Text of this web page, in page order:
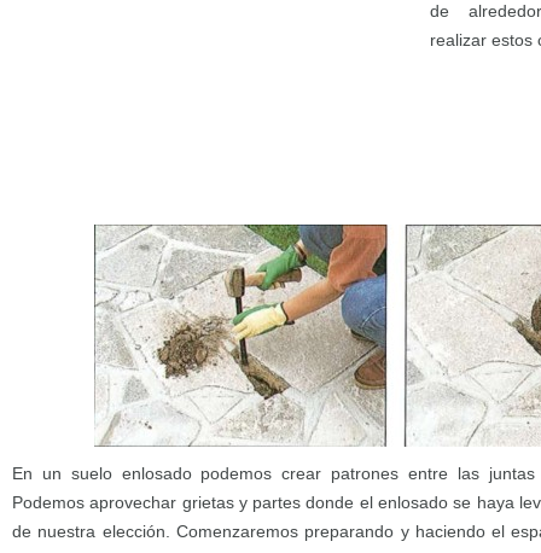
de
realizar estos
En un suelo enlosado podemos crear patrones entre las
Podemos aprovechar grietas y partes donde el enlosado se haya
de nuestra elección. Comenzaremos preparando y haciendo el